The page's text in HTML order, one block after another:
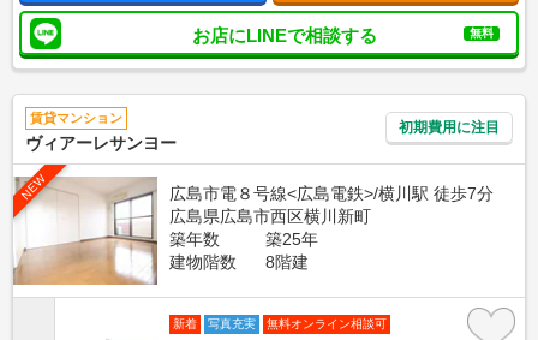
お店にLINEで相談する 無料
賃貸マンション
ヴィアーレサンヨー
初期費用に注目
NEW
広島市電８号線<広島電鉄>/横川駅 徒歩7分
広島県広島市西区横川新町
築年数
築25年
建物階数
8階建
新着 写真充実 無料オンライン相談可